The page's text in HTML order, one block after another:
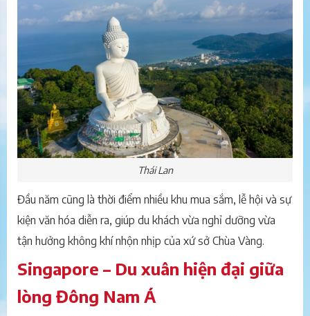
Thái Lan
Đầu năm cũng là thời điểm nhiều khu mua sắm, lễ hội và sự
kiện văn hóa diễn ra, giúp du khách vừa nghỉ dưỡng vừa
tận hưởng không khí nhộn nhịp của xứ sở Chùa Vàng.
Singapore – Du xuân hiện đại giữa
lòng Đông Nam Á